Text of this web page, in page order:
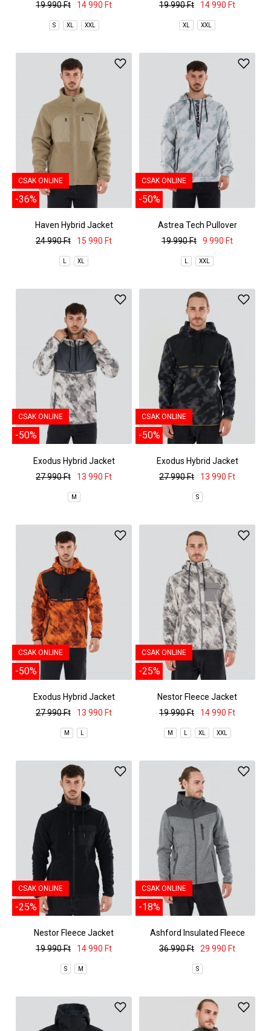
19 990 Ft 14 990 Ft
S XL XXL
19 990 Ft 14 990 Ft
XL XXL
CSAK ONLINE
-36%
Haven Hybrid Jacket
24 990 Ft
15 990 Ft
L XL
CSAK ONLINE
-50%
Astrea Tech Pullover
19 990 Ft
9 990 Ft
L XXL
CSAK ONLINE
-50%
Exodus Hybrid Jacket
27 990 Ft
13 990 Ft
M
CSAK ONLINE
-50%
Exodus Hybrid Jacket
27 990 Ft
13 990 Ft
S
CSAK ONLINE
-50%
Exodus Hybrid Jacket
27 990 Ft
13 990 Ft
M L
CSAK ONLINE
-25%
Nestor Fleece Jacket
19 990 Ft
14 990 Ft
M L XL XXL
CSAK ONLINE
-25%
Nestor Fleece Jacket
19 990 Ft
14 990 Ft
S M
CSAK ONLINE
-18%
Ashford Insulated Fleece
Jacket
36 990 Ft 29 990 Ft
S